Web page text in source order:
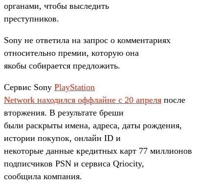
органами, чтобы выследить
преступников.
Sony не ответила на запрос о комментариях
относительно премии, которую она
якобы собирается предложить.
Сервис Sony PlayStation
Network находился оффлайне с 20 апреля после
вторжения. В результате бреши
были раскрыты имена, адреса, даты рождения,
истории покупок, онлайн ID и
некоторые данные кредитных карт 77 миллионов
подписчиков PSN и сервиса Qriocity,
сообщила компания.